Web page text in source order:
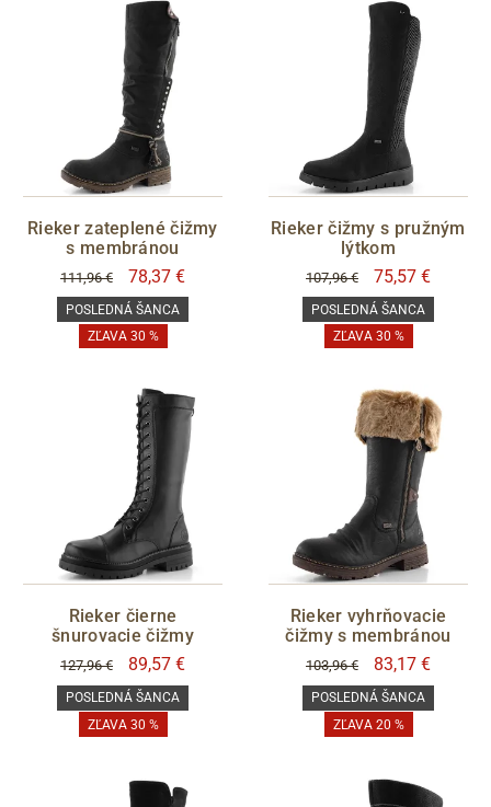
Rieker zateplené čižmy
s membránou
111,96 € 78,37 €
POSLEDNÁ ŠANCA
ZĽAVA 30 %
Rieker čižmy s pružným
lýtkom
107,96 € 75,57 €
POSLEDNÁ ŠANCA
ZĽAVA 30 %
Rieker čierne
šnurovacie čižmy
127,96 € 89,57 €
POSLEDNÁ ŠANCA
ZĽAVA 30 %
Rieker vyhrňovacie
čižmy s membránou
103,96 € 83,17 €
POSLEDNÁ ŠANCA
ZĽAVA 20 %